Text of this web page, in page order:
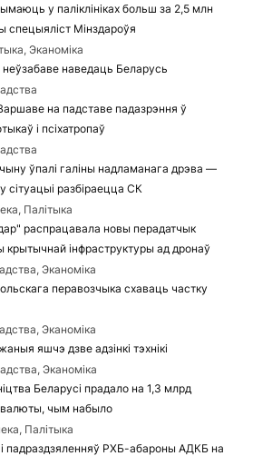
у паліклініках больш за 2,5 млн
спецыяліст Мінздароўя
Эканоміка
наведаць Беларусь
на падставе падазрэння ў
і псіхатропаў
ўпалі галіны надламанага дрэва —
сітуацыі разбіраецца СК
Палітыка
распрацавала новы перадатчык
інфраструктуры ад дронаў
Эканоміка
перавозчыка схаваць частку
Эканоміка
яшчэ дзве адзінкі тэхнікі
Эканоміка
Беларусі прадало на 1,3 млрд
чым набыло
Палітыка
і падраздзяленняў РХБ-абароны АДКБ на